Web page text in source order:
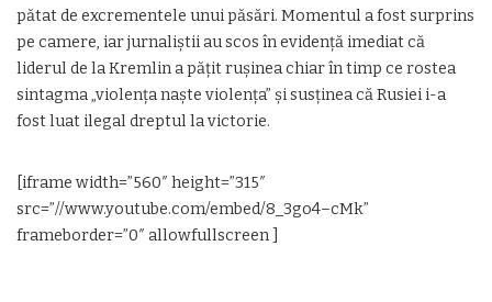
pătat de excrementele unui păsări. Momentul a fost surprins
pe camere, iar jurnaliştii au scos în evidenţă imediat că
liderul de la Kremlin a păţit ruşinea chiar în timp ce rostea
sintagma „violenţa naşte violenţa” şi susţinea că Rusiei i-a
fost luat ilegal dreptul la victorie.
[iframe width=”560″ height=”315″
src=”//www.youtube.com/embed/8_3go4–cMk”
frameborder=”0″ allowfullscreen ]